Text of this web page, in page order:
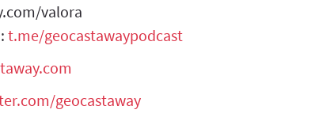
valora
t.me/geocastawaypodcast
geocastaway